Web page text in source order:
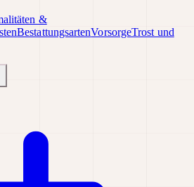
&
BestattungsartenVorsorgeTrost und